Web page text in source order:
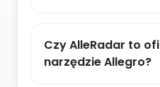
Czy AlleRadar to
narzędzie Allegro?